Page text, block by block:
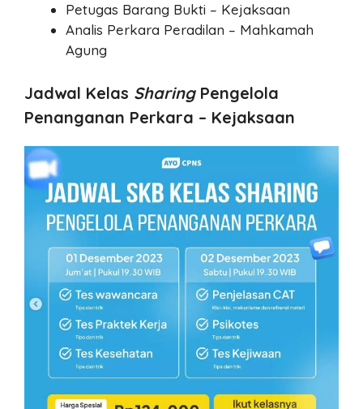
Petugas Barang Bukti – Kejaksaan
Analis Perkara Peradilan – Mahkamah
Agung
Jadwal Kelas SharingPengelola
Penanganan Perkara – Kejaksaan